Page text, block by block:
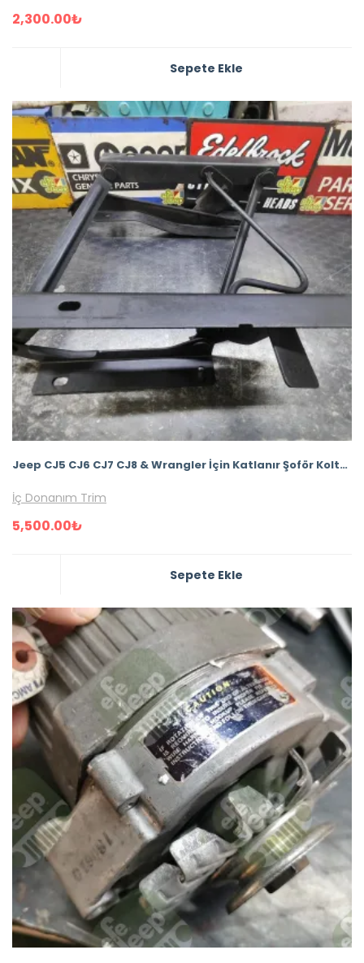
2,300.00₺
Sepete Ekle
Jeep CJ5 CJ6 CJ7 CJ8 & Wrangler İçin Katlanır Şoför Koltuğu Bağlantı Ayağı
İç Donanım Trim
5,500.00₺
Sepete Ekle